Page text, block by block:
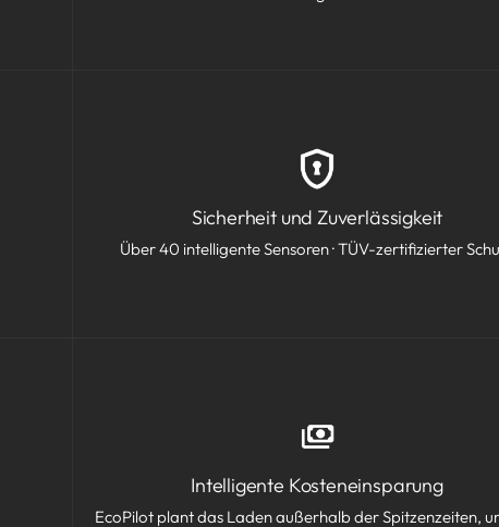
Sicherheit und Zuverlässigkeit
Über 40 intelligente Sensoren · TÜV-zertifizierter
Intelligente Kosteneinsparung
EcoPilot plant das Laden außerhalb der Spitzenzeiten,